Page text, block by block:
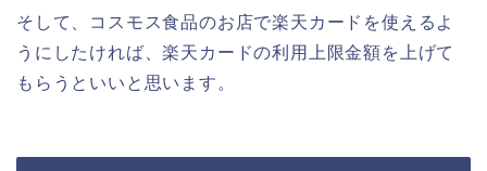
そして、コスモス食品のお店で楽天カードを使えるよ
うにしたければ、楽天カードの利用上限金額を上げて
もらうといいと思います。